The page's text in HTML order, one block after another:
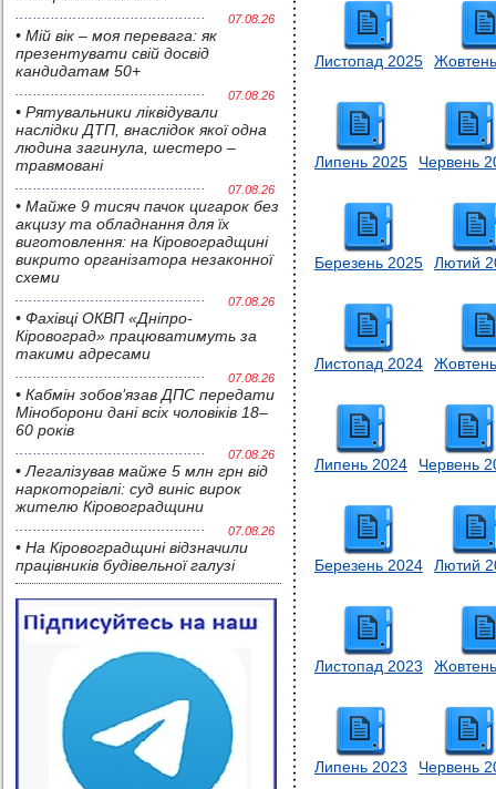
07.08.26
• Мій вік – моя перевага: як
презентувати свій досвід
кандидатам 50+
07.08.26
• Pятувальники ліквідували
наслідки ДТП, внаслідок якої одна
людина загинула, шестеро –
травмовані
07.08.26
• Майже 9 тисяч пачок цигарок без
акцизу та обладнання для їх
виготовлення: на Кіровоградщині
викрито організатора незаконної
схеми
07.08.26
• Фахівці ОКВП «Дніпро-
Кіровоград» працюватимуть за
такими адресами
07.08.26
• Кабмін зобов’язав ДПС передати
Міноборони дані всіх чоловіків 18–
60 років
07.08.26
• Легалізував майже 5 млн грн від
наркоторгівлі: суд виніс вирок
жителю Кіровоградщини
07.08.26
• На Кіровоградщині відзначили
працівників будівельної галузі
Листопад 2025
Липень 2025 Червень
Березень 2025 Лютий
Листопад 2024
Липень 2024 Червень
Березень 2024 Лютий
Листопад 2023
Липень 2023 Червень